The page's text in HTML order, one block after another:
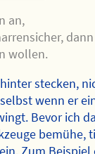
an,
wollen.
stecken,
wenn er
Bevor ich
bemühe,